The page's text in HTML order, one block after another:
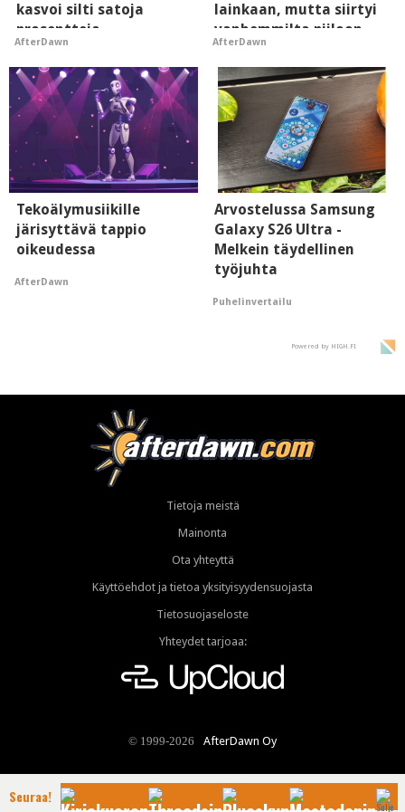
kasvoi silti satoja
prosentteja
AfterDawn
lainkaan, mutta siirtyi
vanhemmilta piiloon
AfterDawn
Tekoälymusiikille
järisyttävä tappio
oikeudessa
AfterDawn
Arvostelussa Samsung
Galaxy S26 Ultra -
Melkein täydellinen
työjuhta
Puhelinvertailu
Powered by HIGH.FI
Tietoja meistä
Mainonta
Ota yhteyttä
Käyttöehdot ja tietoa yksityisyydensuojasta
Tietosuojaseloste
Yhteydet tarjoaa:
© 1999-2026 AfterDawn Oy
Seuraa!